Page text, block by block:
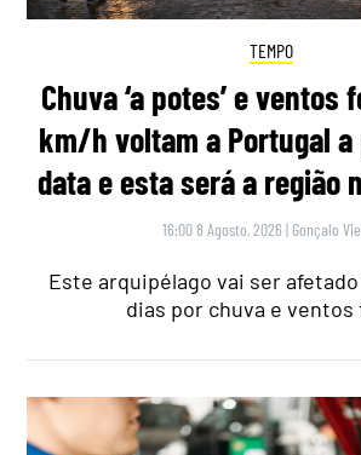
TEMPO
Chuva ‘a potes’ e ventos
km/h voltam a Portugal
data e esta será a região
16:00 8 Agosto, 2026 | Gonçalo
Este arquipélago vai ser
dias por chuva e